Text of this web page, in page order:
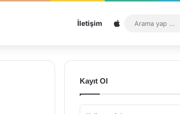
İletişim Sitemap
Kayıt Ol